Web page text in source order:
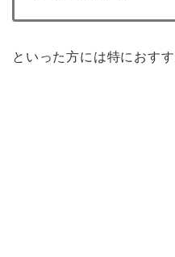
といった方には特におす